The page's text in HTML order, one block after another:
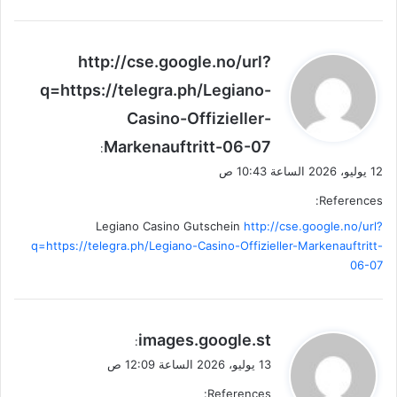
ي
ل
http://cse.google.no/url?
q=https://telegra.ph/Legiano-
Casino-Offizieller-
Markenauftritt-06-07
:
12 يوليو، 2026 الساعة 10:43 ص
References:
Legiano Casino Gutschein http://cse.google.no/url?
q=https://telegra.ph/Legiano-Casino-Offizieller-Markenauftritt-
06-07
ي
ق
images.google.st
:
13 يوليو، 2026 الساعة 12:09 ص
References: